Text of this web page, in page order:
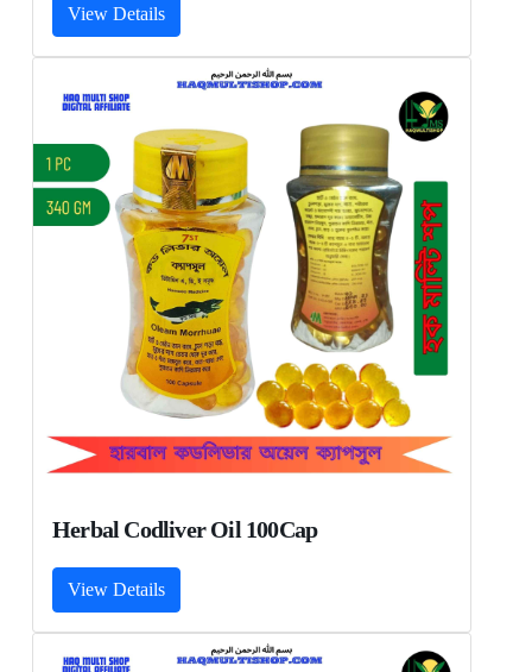
View Details
Herbal Codliver Oil 100Cap
View Details